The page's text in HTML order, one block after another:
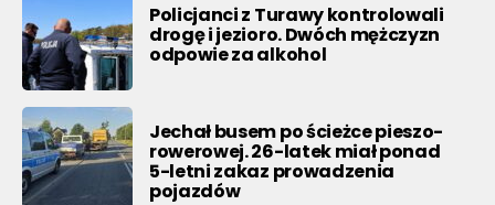
Policjanci z Turawy kontrolowali
drogę i jezioro. Dwóch mężczyzn
odpowie za alkohol
Jechał busem po ścieżce pieszo-
rowerowej. 26-latek miał ponad
5-letni zakaz prowadzenia
pojazdów